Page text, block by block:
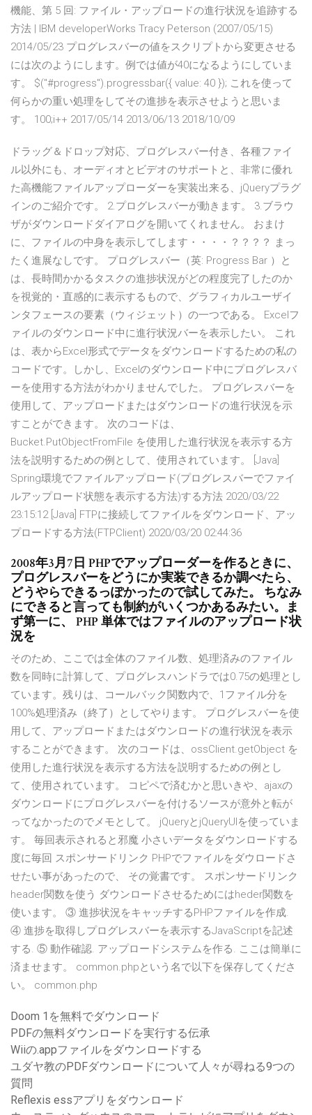
機能、第 5 回: ファイル・アップロードの進行状況を追跡する
方法 | IBM developerWorks Tracy Peterson (2007/05/15)
2014/05/23 プログレスバーの値をスクリプトから変更させる
には次のようにします。例では値が40になるようにしていま
す。 $("#progress").progressbar({ value: 40 }); これを使って
何らかの重い処理をしてその進捗を表示させようと思いま
す。 100;i++ 2017/05/14 2013/06/13 2018/10/09
ドラッグ＆ドロップ対応、プログレスバー付き、各種ファイ
ル以外にも、オーディオとビデオのサポートと、非常に優れ
た高機能ファイルアップローダーを実装出来る、jQueryプラグ
インのご紹介です。 2.プログレスバーが動きます。 3.ブラウ
ザがダウンロードダイアログを開いてくれません。 おまけ
に、ファイルの中身を表示してします・・・・？？？？ まっ
たく進展なしです。 プログレスバー（英: Progress Bar ）と
は、長時間かかるタスクの進捗状況がどの程度完了したのか
を視覚的・直感的に表示するもので、グラフィカルユーザイ
ンタフェースの要素（ウィジェット）の一つである。 Excelフ
ァイルのダウンロード中に進行状況バーを表示したい。 これ
は、表からExcel形式でデータをダウンロードするための私の
コードです。しかし、Excelのダウンロード中にプログレスバ
ーを使用する方法がわかりませんでした。 プログレスバーを
使用して、アップロードまたはダウンロードの進行状況を示
すことができます。 次のコードは、
Bucket.PutObjectFromFile を使用した進行状況を表示する方
法を説明するための例として、使用されています。 [Java]
Spring環境でファイルアップロード(プログレスバーでファイ
ルアップロード状態を表示する方法)する方法 2020/03/22
23:15:12 [Java] FTPに接続してファイルをダウンロード、アッ
プロードする方法(FTPClient) 2020/03/20 02:44:36
2008年3月7日 PHPでアップローダーを作るときに、
プログレスバーをどうにか実装できるか調べたら、
どうやらできるっぽかったので試してみた。 ちなみ
にできると言っても制約がいくつかあるみたい。ま
ず第一に、 PHP 単体ではファイルのアップロード状
況を
そのため、ここでは全体のファイル数、処理済みのファイル
数を同時に計算して、プログレスハンドラでは0.75の処理とし
ています。残りは、コールバック関数内で、1ファイル分を
100%処理済み（終了）としてやります。 プログレスバーを使
用して、アップロードまたはダウンロードの進行状況を表示
することができます。 次のコードは、ossClient.getObject を
使用した進行状況を表示する方法を説明するための例とし
て、使用されています。 コピペで済むかと思いきや、ajaxの
ダウンロードにプログレスバーを付けるソースが意外と転が
ってなかったのでメモとして。 jQueryとjQueryUIを使っていま
す。 毎回表示されると邪魔 小さいデータをダウンロードする
度に毎回 スポンサードリンク PHPでファイルをダウロードさ
せたい事があったので、 その覚書です。 スポンサードリンク
header関数を使う ダウンロードさせるためにはheder関数を
使います。 ③ 進捗状況をキャッチするPHPファイルを作成.
④ 進捗を取得しプログレスバーを表示するJavaScriptを記述
する. ⑤ 動作確認. アップロードシステムを作る. ここは簡単に
済ませます。 common.phpという名で以下を保存してくださ
い。 common.php
Doom 1を無料でダウンロード
PDFの無料ダウンロードを実行する伝承
Wiiの.appファイルをダウンロードする
ユダヤ教のPDFダウンロードについて人々が尋ねる9つの
質問
Reflexis essアプリをダウンロード